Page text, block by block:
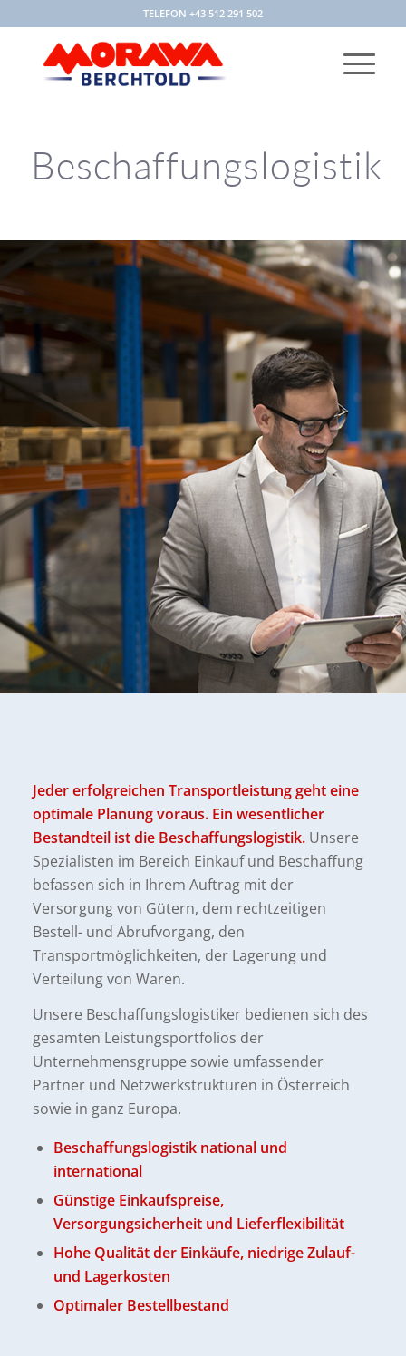
TELEFON +43 512 291 502
Beschaffungslogistik
Jeder erfolgreichen Transportleistung geht eine
optimale Planung voraus. Ein wesentlicher
Bestandteil ist die Beschaffungslogistik.Unsere
Spezialisten im Bereich Einkauf und Beschaffung
befassen sich in Ihrem Auftrag mit der
Versorgung von Gütern, dem rechtzeitigen
Bestell- und Abrufvorgang, den
Transportmöglichkeiten, der Lagerung und
Verteilung von Waren.
Unsere Beschaffungslogistiker bedienen sich des
gesamten Leistungsportfolios der
Unternehmensgruppe sowie umfassender
Partner und Netzwerkstrukturen in Österreich
sowie in ganz Europa.
Beschaffungslogistik national und
international
Günstige Einkaufspreise,
Versorgungsicherheit und Lieferflexibilität
Hohe Qualität der Einkäufe, niedrige Zulauf-
und Lagerkosten
Optimaler Bestellbestand